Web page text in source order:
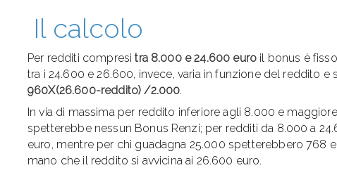
Il calcolo
Per redditi compresitra 8.000 e 24.600 euro il bonus è
tra i 24.600 e 26.600, invece, varia in funzione del reddito e
960X(26.600-reddito) /2.000.
In via di massima per reddito inferiore agli 8.000 e
spetterebbe nessun Bonus Renzi; per redditi da 8.000 a
euro, mentre per chi guadagna 25.000 spetterebbero 768
mano che il reddito si avvicina ai 26.600 euro.